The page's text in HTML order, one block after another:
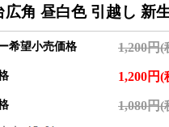
広角 昼白色 引越し 新
希望小売価格 1,200円(
1,200円(
1,080円(